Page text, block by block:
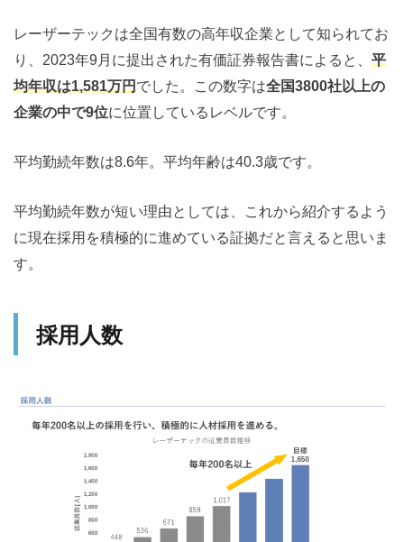
レーザーテックは全国有数の高年収企業として知られてお
り、2023年9月に提出された有価証券報告書によると、 平
均年収は1,581万円でした。この数字は全国3800社以上の
企業の中で9位に位置しているレベルです。
平均勤続年数は8.6年。平均年齢は40.3歳です。
平均勤続年数が短い理由としては、これから紹介するよう
に現在採用を積極的に進めている証拠だと言えると思いま
す。
採用人数